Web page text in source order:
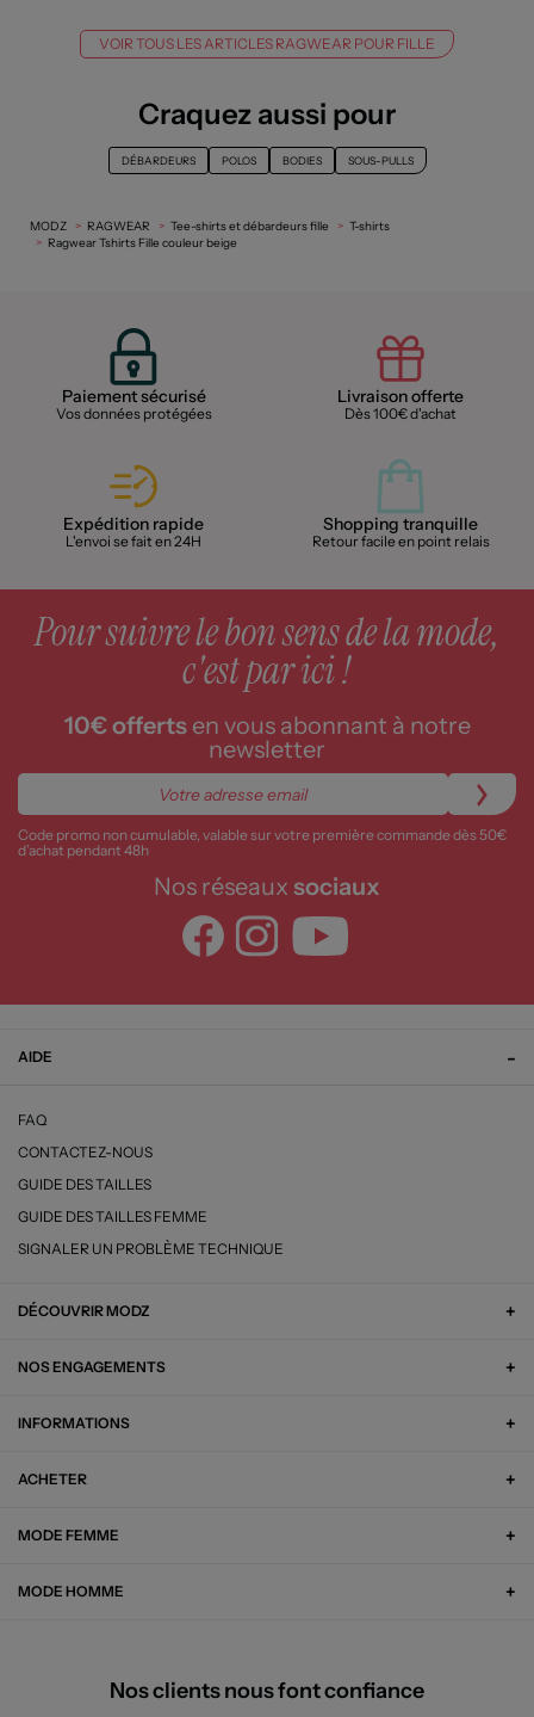
VOIR TOUS LES ARTICLES RAGWEAR POUR FILLE
Craquez aussi pour
DÉBARDEURS POLOS BODIES SOUS-PULLS
MODZ RAGWEAR Tee-shirts et débardeurs fille
T-shirts
Ragwear Tshirts Fille couleur beige
Paiement sécurisé
Vos données protégées
Livraison offerte
Dès 100€ d'achat
Expédition rapide
L'envoi se fait en 24H
Shopping tranquille
Retour facile en point relais
Pour suivre le bon sens de la mode,
c'est par ici !
10€ offertsen vous abonnant à notre
newsletter
Code promo non cumulable, valable sur votre première commande dès 50€
d’achat pendant 48h
Nos réseaux sociaux
AIDE
FAQ
CONTACTEZ-NOUS
GUIDE DES TAILLES
GUIDE DES TAILLES FEMME
SIGNALER UN PROBLÈME TECHNIQUE
DÉCOUVRIR MODZ
NOS ENGAGEMENTS
INFORMATIONS
ACHETER
MODE FEMME
MODE HOMME
Nos clients nous font confiance